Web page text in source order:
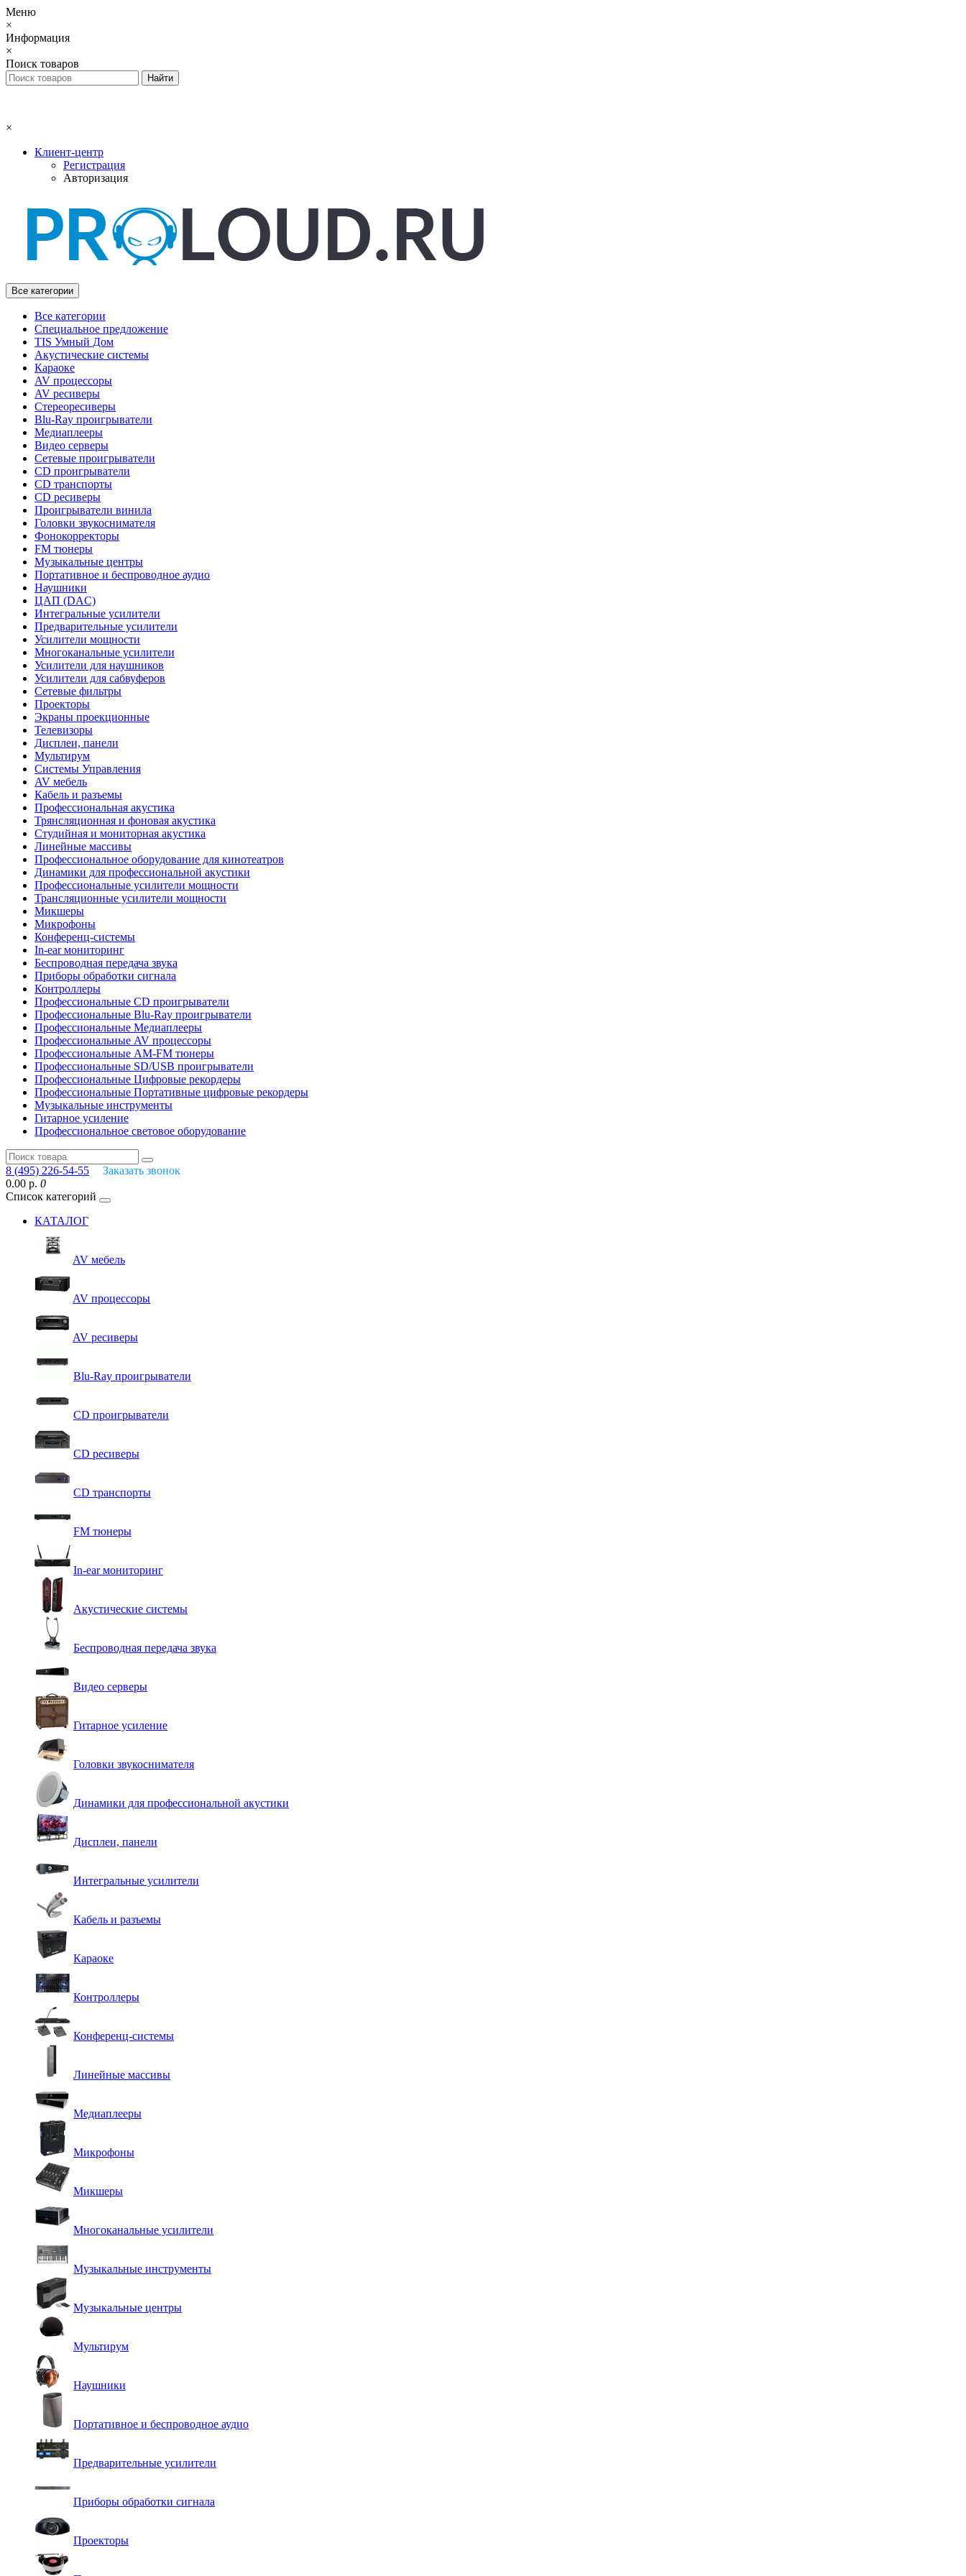
Меню
×
Информация
×
Поиск товаров
×
Клиент-центр
Регистрация
Авторизация
Все категории
Все категории
Специальное предложение
TIS Умный Дом
Акустические системы
Караоке
AV процессоры
AV ресиверы
Стереоресиверы
Blu-Ray проигрыватели
Медиаплееры
Видео серверы
Сетевые проигрыватели
CD проигрыватели
CD транспорты
CD ресиверы
Проигрыватели винила
Головки звукоснимателя
Фонокорректоры
FM тюнеры
Музыкальные центры
Портативное и беспроводное аудио
Наушники
ЦАП (DAC)
Интегральные усилители
Предварительные усилители
Усилители мощности
Многоканальные усилители
Усилители для наушников
Усилители для сабвуферов
Сетевые фильтры
Проекторы
Экраны проекционные
Телевизоры
Дисплеи, панели
Мультирум
Системы Управления
AV мебель
Кабель и разъемы
Профессиональная акустика
Трянсляционная и фоновая акустика
Студийная и мониторная акустика
Линейные массивы
Профессиональное оборудование для кинотеатров
Динамики для профессиональной акустики
Профессиональные усилители мощности
Трансляционные усилители мощности
Микшеры
Микрофоны
Конференц-системы
In-ear мониторинг
Беспроводная передача звука
Приборы обработки сигнала
Контроллеры
Профессиональные СD проигрыватели
Профессиональные Blu-Ray проигрыватели
Профессиональные Медиаплееры
Профессиональные AV процессоры
Профессиональные AM-FM тюнеры
Профессиональные SD/USB проигрыватели
Профессиональные Цифровые рекордеры
Профессиональные Портативные цифровые рекордеры
Музыкальные инструменты
Гитарное усиление
Профессиональное световое оборудование
8 (495) 226-54-55
Заказать звонок
0.00 р. 0
Список категорий
КАТАЛОГ
AV мебель
AV процессоры
AV ресиверы
Blu-Ray проигрыватели
CD проигрыватели
CD ресиверы
CD транспорты
FM тюнеры
In-ear мониторинг
Акустические системы
Беспроводная передача звука
Видео серверы
Гитарное усиление
Головки звукоснимателя
Динамики для профессиональной акустики
Дисплеи, панели
Интегральные усилители
Кабель и разъемы
Караоке
Контроллеры
Конференц-системы
Линейные массивы
Медиаплееры
Микрофоны
Микшеры
Многоканальные усилители
Музыкальные инструменты
Музыкальные центры
Мультирум
Наушники
Портативное и беспроводное аудио
Предварительные усилители
Приборы обработки сигнала
Проекторы